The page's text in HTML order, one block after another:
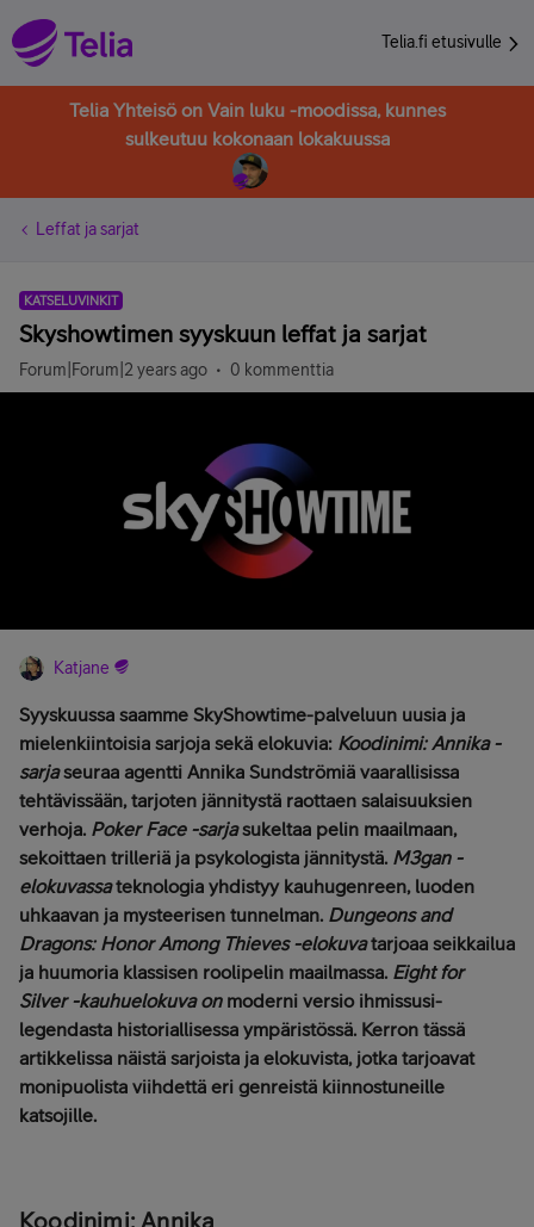
Telia.fi etusivulle
Telia Yhteisö on Vain luku -moodissa, kunnes
sulkeutuu kokonaan lokakuussa
Leffat ja sarjat
KATSELUVINKIT
Skyshowtimen syyskuun leffat ja sarjat
Forum|Forum|2 years ago 0 kommenttia
Katjane
Syyskuussa saamme SkyShowtime-palveluun uusia ja
mielenkiintoisia sarjoja sekä elokuvia: Koodinimi: Annika -
sarjaseuraa agentti Annika Sundströmiä vaarallisissa
tehtävissään, tarjoten jännitystä raottaen salaisuuksien
verhoja. Poker Face -sarjasukeltaa pelin maailmaan,
sekoittaen trilleriä ja psykologista jännitystä. M3gan -
elokuvassateknologia yhdistyy kauhugenreen, luoden
uhkaavan ja mysteerisen tunnelman. Dungeons and
Dragons: Honor Among Thieves -elokuvatarjoaa seikkailua
ja huumoria klassisen roolipelin maailmassa. Eight for
Silver -kauhuelokuva on moderni versio ihmissusi-
legendasta historiallisessa ympäristössä. Kerron tässä
artikkelissa näistä sarjoista ja elokuvista, jotka tarjoavat
monipuolista viihdettä eri genreistä kiinnostuneille
katsojille.
Koodinimi: Annika